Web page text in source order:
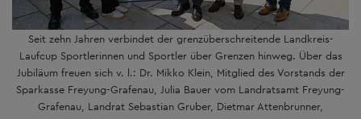
Seit zehn Jahren verbindet der grenzüberschreitende Landkreis-
Laufcup Sportlerinnen und Sportler über Grenzen hinweg. Über das
Jubiläum freuen sich v. l.: Dr. Mikko Klein, Mitglied des Vorstands der
Sparkasse Freyung-Grafenau, Julia Bauer vom Landratsamt Freyung-
Grafenau, Landrat Sebastian Gruber, Dietmar Attenbrunner,